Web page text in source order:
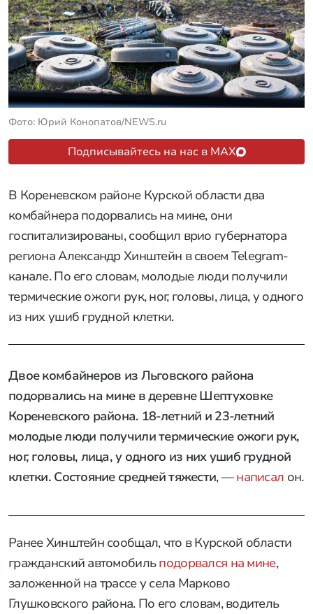
Фото: Юрий Конопатов/NEWS.ru
Подписывайтесь на нас в MAX
В Кореневском районе Курской области два
комбайнера подорвались на мине, они
госпитализированы, сообщил врио губернатора
региона Александр Хинштейн в своем Telegram-
канале. По его словам, молодые люди получили
термические ожоги рук, ног, головы, лица, у одного
из них ушиб грудной клетки.
Двое комбайнеров из Льговского района
подорвались на мине в деревне Шептуховке
Кореневского района. 18-летний и 23-летний
молодые люди получили термические ожоги рук,
ног, головы, лица, у одного из них ушиб грудной
клетки. Состояние средней тяжести, —написал он.
Ранее Хинштейн сообщал, что в Курской области
гражданский автомобильподорвался на мине,
заложенной на трассе у села Марково
Глушковского района. По его словам, водитель